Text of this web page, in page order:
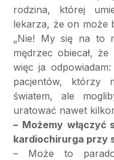
rodzina, której
lekarza, że on może
„Nie! My się na to
mędrzec obiecał,
więc ja
pacjentów, którzy
światem, ale
uratować nawet
– Możemy
kardiochirurga przy
– Może to